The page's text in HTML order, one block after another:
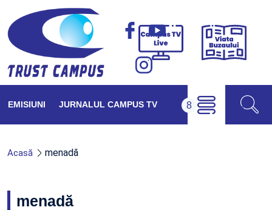
Campus
Viața
EMISIUNI JURNALUL CAMPUS TV
Acasă menadă
menadă